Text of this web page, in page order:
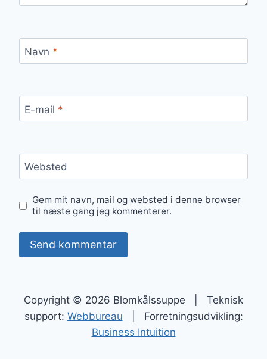
Navn *
E-mail *
Websted
Gem mit navn, mail og websted i denne browser
til næste gang jeg kommenterer.
Copyright © 2026 Blomkålssuppe | Teknisk
support: Webbureau | Forretningsudvikling:
Business Intuition